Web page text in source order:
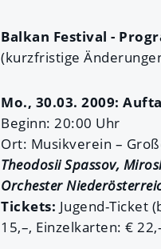
Balkan Festival -
(kurzfristige
Mo., 30.03. 2009:
Beginn: 20:00 Uhr
Ort: Musikverein –
Theodosii Spassov,
Orchester
Tickets: Jugend-Ticket
15,–, Einzelkarten: €